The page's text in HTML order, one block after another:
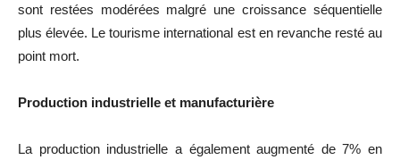
sont restées modérées malgré une croissance séquentielle
plus élevée. Le tourisme international est en revanche resté au
point mort.
Production industrielle et manufacturière
La production industrielle a également augmenté de7% en